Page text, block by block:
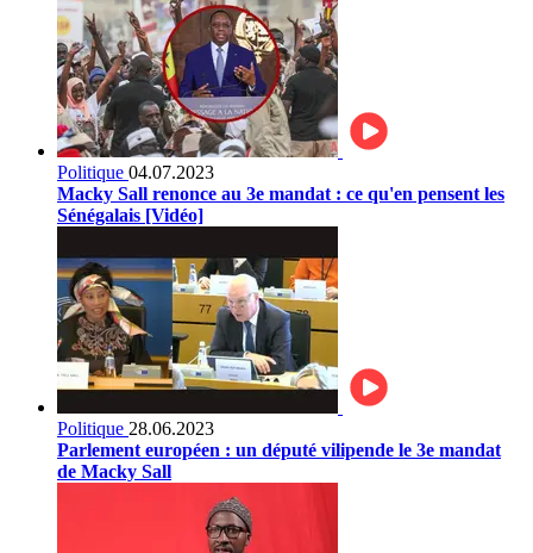
Politique 04.07.2023
Macky Sall renonce au 3e mandat : ce qu'en pensent les
Sénégalais [Vidéo]
Politique 28.06.2023
Parlement européen : un député vilipende le 3e mandat
de Macky Sall